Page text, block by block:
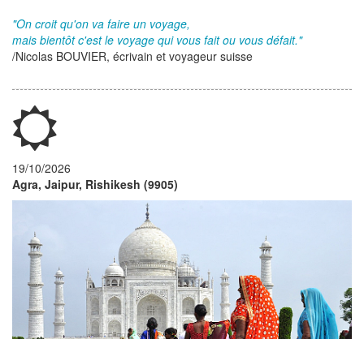
"On croit qu'on va faire un voyage,
mais bientôt c'est le voyage qui vous fait ou vous défait."
/Nicolas BOUVIER, écrivain et voyageur suisse
19/10/2026
Agra, Jaipur, Rishikesh (9905)